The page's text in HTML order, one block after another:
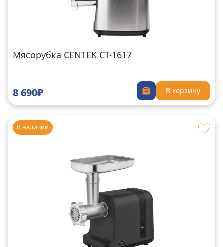
Мясорубка CENTEK CT-1617
8 690₽ В корзину
В наличии